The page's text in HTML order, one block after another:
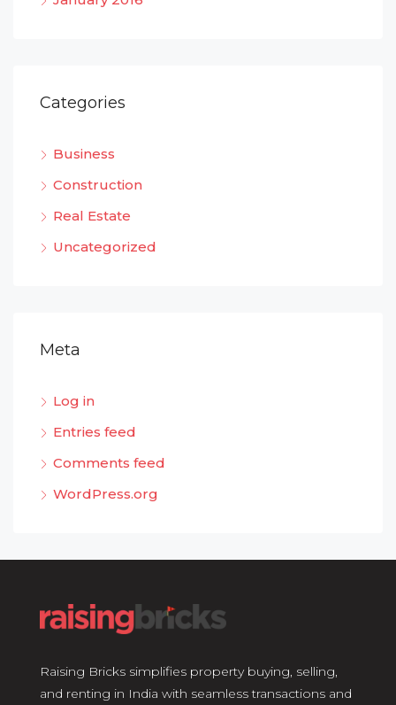
Categories
Business
Construction
Real Estate
Uncategorized
Meta
Log in
Entries feed
Comments feed
WordPress.org
Raising Bricks simplifies property buying, selling,
and renting in India with seamless transactions and